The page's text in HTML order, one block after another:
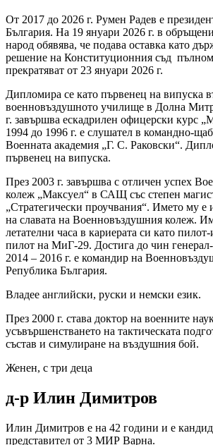
От 2017 до 2026 г. Румен Радев е
България. На 19 януари 2026 г. в
народ обявява, че подава оставка като
решение на Конституционния съд
прекратяват от 23 януари 2026 г.
Дипломира се като първенец на випуска
военновъздушното училище в Долна
г. завършва ескадрилен офицерски курс
1994 до 1996 г. е слушател в командно-
Военната академия „Г. С. Раковски“.
първенец на випуска.
През 2003 г. завършва с отличен успех
колеж „Максуел“ в САЩ със степен
„Стратегически проучвания“. Името му е
на славата на Военновъздушния колеж.
летателни часа в кариерата си като
пилот на МиГ-29. Достига до чин
2014 – 2016 г. е командир на
Република България.
Владее английски, руски и немски език.
През 2000 г. става доктор на военните
усъвършенстването на тактическата
състав и симулиране на въздушния бой.
Женен, с три деца
д-р Илин Димитров
Илин Димитров е на 42 години и е
представител от 3 МИР Варна.